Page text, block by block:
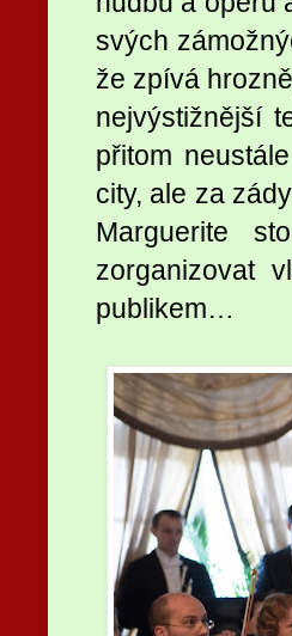
svých
že zpívá
nejvýstižnější
přitom
city, ale za
Marguerite
zorganizovat
publikem…